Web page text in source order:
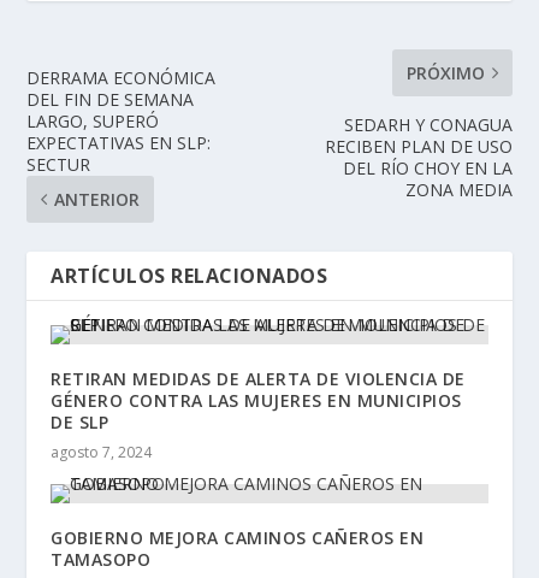
DERRAMA ECONÓMICA
DEL FIN DE SEMANA
LARGO, SUPERÓ
EXPECTATIVAS EN SLP:
SECTUR
ANTERIOR
PRÓXIMO
SEDARH Y CONAGUA
RECIBEN PLAN DE USO
DEL RÍO CHOY EN LA
ZONA MEDIA
ARTÍCULOS RELACIONADOS
RETIRAN MEDIDAS DE ALERTA DE VIOLENCIA DE
GÉNERO CONTRA LAS MUJERES EN MUNICIPIOS
DE SLP
agosto 7, 2024
GOBIERNO MEJORA CAMINOS CAÑEROS EN
TAMASOPO